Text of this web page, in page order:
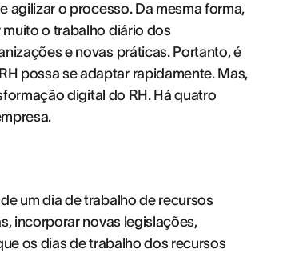
o processo. Da mesma forma,
o trabalho diário dos
e novas práticas. Portanto, é
possa se adaptar rapidamente. Mas,
digital do RH. Há quatro
um dia de trabalho de recursos
incorporar novas legislações,
os dias de trabalho dos recursos